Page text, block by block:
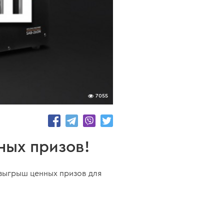
7055
призов!
ценных призов для